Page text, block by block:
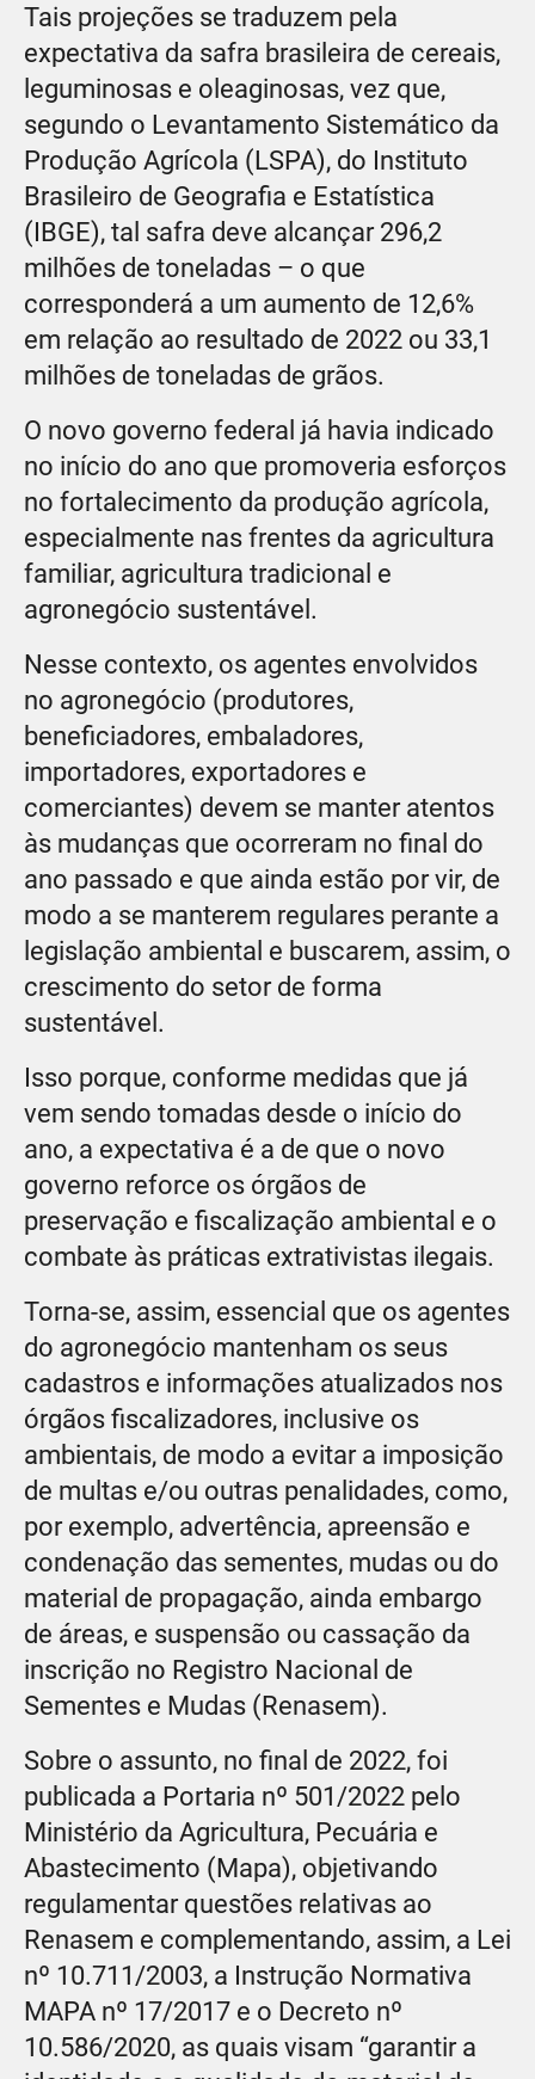
Tais projeções se traduzem pela
expectativa da safra brasileira de cereais,
leguminosas e oleaginosas, vez que,
segundo o Levantamento Sistemático da
Produção Agrícola (LSPA), do Instituto
Brasileiro de Geografia e Estatística
(IBGE), tal safra deve alcançar 296,2
milhões de toneladas – o que
corresponderá a um aumento de 12,6%
em relação ao resultado de 2022 ou 33,1
milhões de toneladas de grãos.
O novo governo federal já havia indicado
no início do ano que promoveria esforços
no fortalecimento da produção agrícola,
especialmente nas frentes da agricultura
familiar, agricultura tradicional e
agronegócio sustentável.
Nesse contexto, os agentes envolvidos
no agronegócio (produtores,
beneficiadores, embaladores,
importadores, exportadores e
comerciantes) devem se manter atentos
às mudanças que ocorreram no final do
ano passado e que ainda estão por vir, de
modo a se manterem regulares perante a
legislação ambiental e buscarem, assim, o
crescimento do setor de forma
sustentável.
Isso porque, conforme medidas que já
vem sendo tomadas desde o início do
ano, a expectativa é a de que o novo
governo reforce os órgãos de
preservação e fiscalização ambiental e o
combate às práticas extrativistas ilegais.
Torna-se, assim, essencial que os agentes
do agronegócio mantenham os seus
cadastros e informações atualizados nos
órgãos fiscalizadores, inclusive os
ambientais, de modo a evitar a imposição
de multas e/ou outras penalidades, como,
por exemplo, advertência, apreensão e
condenação das sementes, mudas ou do
material de propagação, ainda embargo
de áreas, e suspensão ou cassação da
inscrição no Registro Nacional de
Sementes e Mudas (Renasem).
Sobre o assunto, no final de 2022, foi
publicada a Portaria nº 501/2022 pelo
Ministério da Agricultura, Pecuária e
Abastecimento (Mapa), objetivando
regulamentar questões relativas ao
Renasem e complementando, assim, a Lei
nº 10.711/2003, a Instrução Normativa
MAPA nº 17/2017 e o Decreto nº
10.586/2020, as quais visam “garantir a